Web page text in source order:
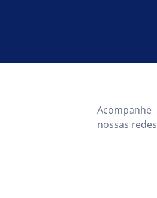
Acompanhe
nossas redes